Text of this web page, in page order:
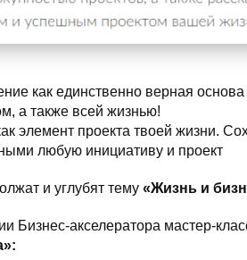
как единственно верная
а также всей жизнью!
элемент проекта твоей жизни.
любую инициативу и проект
и углубят тему «Жизнь и
Бизнес-акселератора мастер-